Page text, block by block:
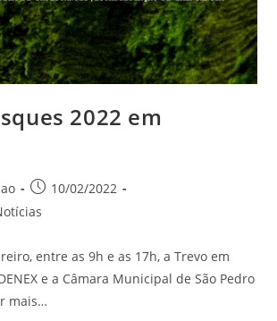
2022 em
10/02/2022
entre as 9h e as 17h, a Trevo em
e a Câmara Municipal de São Pedro
mais…